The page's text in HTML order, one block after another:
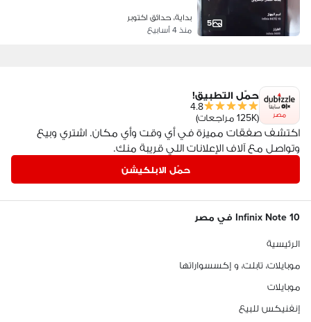
5
بداية، حدائق اكتوبر
منذ 4 أسابيع
مصر
حمّل التطبيق!
4.8
(125K مراجعات)
اكتشف صفقات مميزة في أي وقت وأي مكان. اشتري وبيع
وتواصل مع آلاف الإعلانات اللي قريبة منك.
حمّل الابلكيشن
Infinix Note 10 في مصر
الرئيسية
موبايلات، تابلت، و إكسسواراتها
موبايلات
إنفنيكس للبيع